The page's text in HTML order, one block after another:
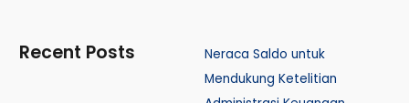
Recent Posts
Neraca Saldo untuk
Mendukung Ketelitian